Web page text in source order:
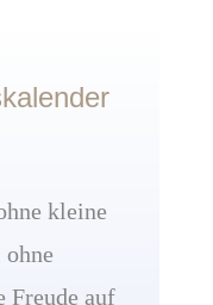
kleine
ohne
Freude auf